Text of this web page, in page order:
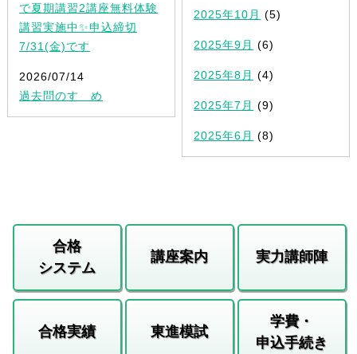
で夏期講習2講座無料体験
講習実施中✨申込締切
7/31(金)です
2026/07/14
過去問のすゝめ
2025年10月 (5)
2025年9月 (6)
2025年8月 (4)
2025年7月 (9)
2025年6月 (8)
合格
システム
講座案内 実力講師陣
合格実績 東進模試
学費・
申込手続き